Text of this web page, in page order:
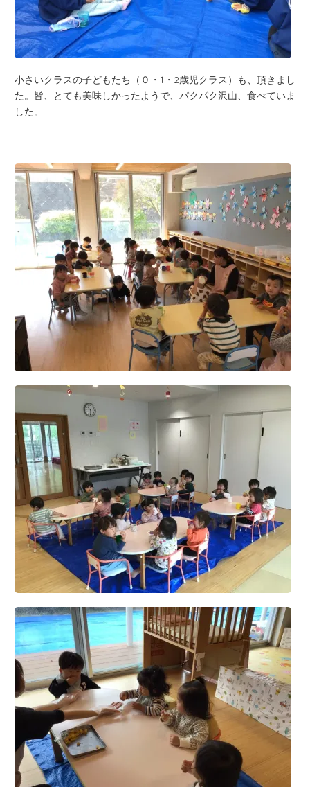
小さいクラスの子どもたち（０・1・2歳児クラス）も、頂きまし
た。皆、とても美味しかったようで、パクパク沢山、食べていま
した。